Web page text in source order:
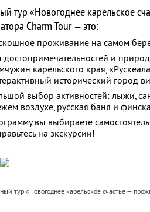
тур «Новогоднее карельское
Charm Tour — это:
проживание на самом
достопримечательностей и
карельского края,
исторический город
выбор активностей: лыжи,
воздухе, русская баня и
вы выбираете
на экскурсии!
тур «Новогоднее карельское счастье —